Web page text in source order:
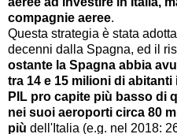
compagnie aeree.
Questa strategia è stata
decenni dalla Spagna, ed il
ostante la Spagna abbia
tra 14 e 15 milioni di
PIL pro capite più basso di
nei suoi aeroporti circa 80
più dell'Italia (e.g. nel 2018: